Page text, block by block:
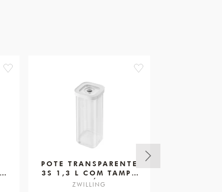
favorite favorite
POTE TRANSPARENTE
3S 1,3 L COM TAMPA
PARA VÁCUO
ZWILLING